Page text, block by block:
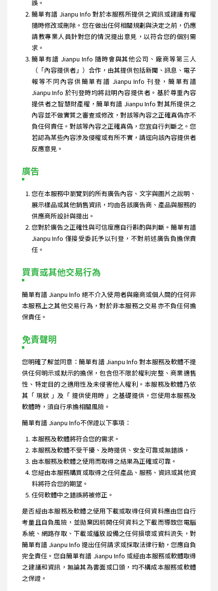
誤。
簡單有譜 Jianpu Info 對於本服務所提供之資訊或建議有權
隨時修改或刪除。您在做出任何相關規劃與決定之前，仍應
請教專業人員針對您的情況提出意見，以符合您的個別需
求。
簡單有譜 Jianpu Info 隨時會與其他公司、廠商等第三人
（「內容提供者」）合作，由其提供包括新聞、訊息、電子
報等不同內容供簡單有譜 Jianpu Info 刊登，簡單有譜
Jianpu Info 於刊登時均將註明內容提供者。基於尊重內容
提供者之智慧財產權，簡單有譜 Jianpu Info 對其所提供之
內容並不做實質之審查或修改，對該等內容之正確真偽亦不
負任何責任。對該等內容之正確真偽，您宜自行判斷之。您
若認為某些內容涉及侵權或有所不實，請逕向該內容提供者
反應意見。
廣告
您在本服務中瀏覽到的所有廣告內容、文字與圖片之說明、
展示樣品或其他銷售資訊，均由各該廣告商、產品與服務的
供應商所設計與提出。
您對於廣告之正確性與可信度應自行斟酌與判斷。簡單有譜
Jianpu Info 僅接受委託予以刊登，不對前述廣告負擔保責
任。
買賣或其他交易行為
簡單有譜 Jianpu Info 絕不介入使用者與廠商或個人間的任何非
本服務上之其他交易行為，對於非本服務之交易亦不負任何擔
保責任。
免責聲明
您明確了解並同意：簡單有譜 Jianpu Info 對本服務及軟體不提
供任何明示或默示的擔保，包含但不限於權利完整、商業適售
性、特定目的之適用性及未侵害他人權利。本服務及軟體乃依
其「 現狀 」及「 提供使用時 」之基礎提供，您使用本服務及
軟體時，須自行承擔相關風險。
簡單有譜 Jianpu Info不保證以下事項：
本服務及軟體將符合您的需求。
本服務及軟體不受干擾、及時提供、安全可靠或無錯誤，
由本服務及軟體之使用而取得之結果為正確或可靠。
您經由本服務購買或取得之任何產品、服務、資訊或其他資
料將符合您的期望。
任何軟體中之錯誤將被修正。
是否經由本服務及軟體之使用下載或取得任何資料應由您自行
考量且自負風險，並拋棄因前開任何資料之下載而導致您電腦
系統、網路存取、下載或播放設備之任何損壞或資料流失，對
簡單有譜 Jianpu Info 提出任何請求或採取法律行動，您應自負
完全責任。您自簡單有譜 Jianpu Info 或經由本服務或軟體取得
之建議和資訊，無論其為書面或口頭，均不構成本服務或軟體
之保證。